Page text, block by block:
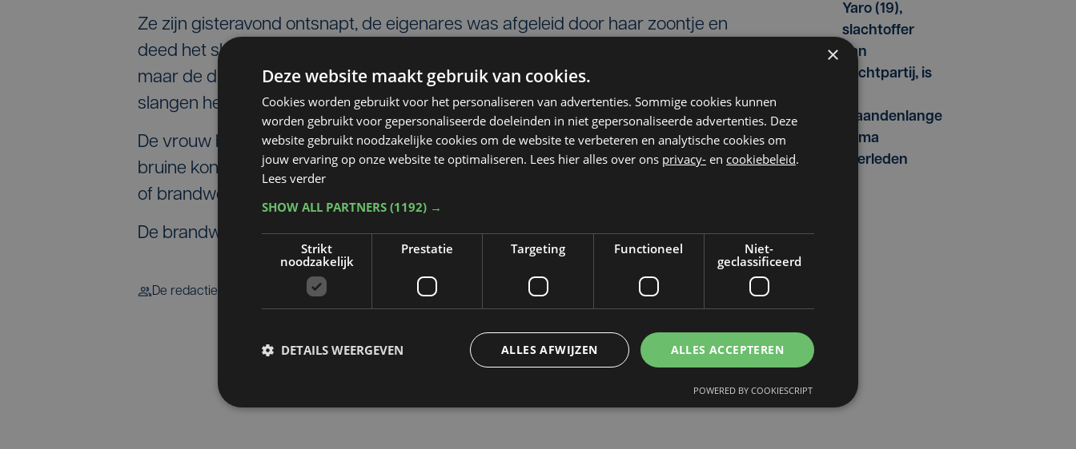
Ze zijn gisteravond ontsnapt, de eigenares was afgeleid door haar zoontje en
deed het slot niet goed dicht. Het gaat om nog kleine slangen van zo'n 50 cm,
maar de dieren worden wel 1m 80. Het koppel is aan het verbouwen, de
slangen hebben dus vrij spel.
De vrouw beklemtoont dat de slangen uit zichzelf niets zouden doen. De
bruine koningspython kan je zelfs vastnemen, zegt ze. Wie ze ziet kan politie
of brandweer bellen. De eigenares komt ze persoonlijk halen.
De brandweer is even ter plaatse geweest, maar is intussen vertrokken.
De redactie
Yaro (19),
slachtoffer
van
vechtpartij, is
maandenlange
coma
overleden
×
Deze website maakt gebruik van cookies.
Cookies worden gebruikt voor het personaliseren van advertenties. Sommige cookies kunnen
worden gebruikt voor gepersonaliseerde doeleinden in niet gepersonaliseerde advertenties. Deze
website gebruikt noodzakelijke cookies om de website te verbeteren en analytische cookies om
jouw ervaring op onze website te optimaliseren. Lees hier alles over ons privacy- en cookiebeleid.
Lees verder
SHOW ALL PARTNERS (1192) →
Strikt
noodzakelijk
Prestatie Targeting Functioneel
Niet-
geclassificeerd
ALLES ACCEPTEREN
ALLES AFWIJZEN
DETAILS WEERGEVEN
POWERED BY COOKIESCRIPT